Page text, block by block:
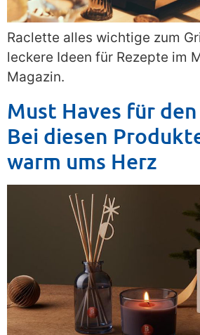
Raclette alles wichtige zum
leckere Ideen für Rezepte im
Magazin.
Must Haves für
Bei diesen
warm ums Herz